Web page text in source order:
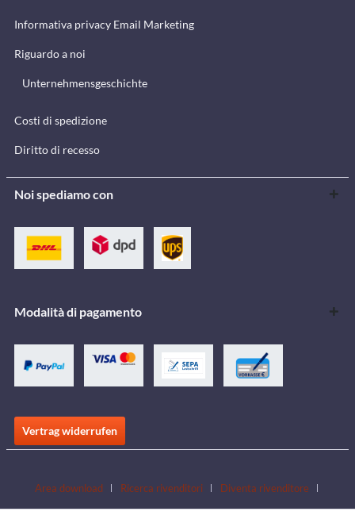
Informativa privacy Email Marketing
Riguardo a noi
Unternehmensgeschichte
Costi di spedizione
Diritto di recesso
Noi spediamo con
Modalità di pagamento
Vertrag widerrufen
Area download Ricerca rivenditori
Diventa rivenditore
Scarica i cataloghi
Contatto Jobs Sedi